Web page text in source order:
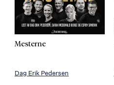
Mesterne
Dag Erik Pedersen